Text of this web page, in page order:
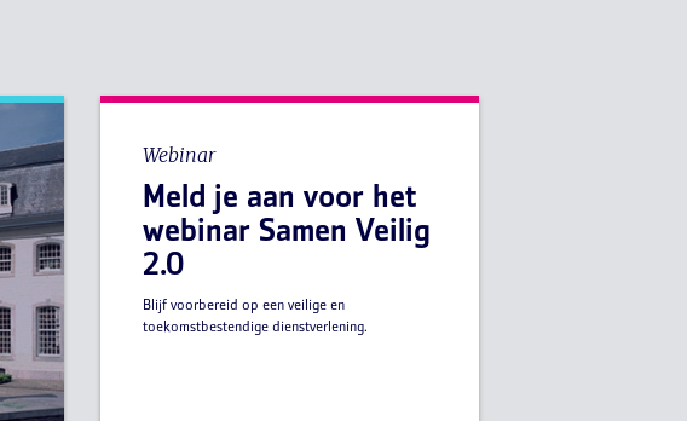
Webinar
Meld je aan voor het
webinar Samen Veilig
2.0
Blijf voorbereid op een veilige en
toekomstbestendige dienstverlening.